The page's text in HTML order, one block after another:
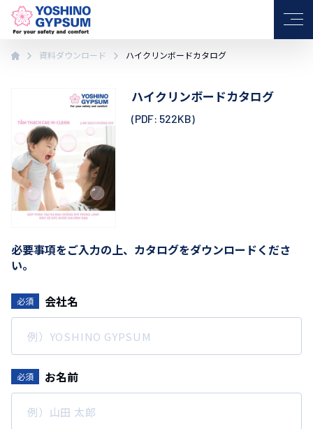
資料ダウンロード ハイクリンボードカタログ
ハイクリンボードカタログ
(PDF: 522KB)
必要事項をご入力の上、カタログをダウンロードくださ
い。
必須 会社名
必須 お名前